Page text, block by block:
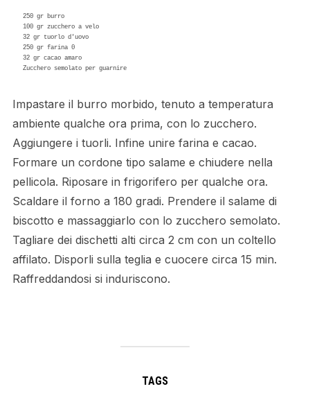
250 gr burro
100 gr zucchero a velo
32 gr tuorlo d'uovo
250 gr farina 0
32 gr cacao amaro
Zucchero semolato per guarnire
Impastare il burro morbido, tenuto a temperatura
ambiente qualche ora prima, con lo zucchero.
Aggiungere i tuorli. Infine unire farina e cacao.
Formare un cordone tipo salame e chiudere nella
pellicola. Riposare in frigorifero per qualche ora.
Scaldare il forno a 180 gradi. Prendere il salame di
biscotto e massaggiarlo con lo zucchero semolato.
Tagliare dei dischetti alti circa 2 cm con un coltello
affilato. Disporli sulla teglia e cuocere circa 15 min.
Raffreddandosi si induriscono.
TAGS